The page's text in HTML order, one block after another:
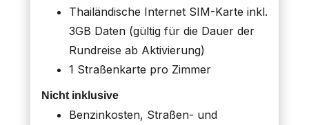
Thailändische Internet SIM-Karte inkl.
3GB Daten (gültig für die Dauer der
Rundreise ab Aktivierung)
1 Straßenkarte pro Zimmer
Nicht inklusive
Benzinkosten, Straßen- und